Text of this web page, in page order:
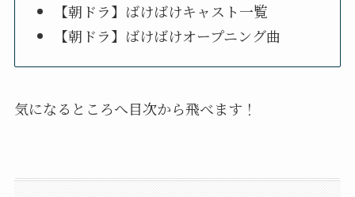
【朝ドラ】ばけばけキャスト一覧
【朝ドラ】ばけばけオープニング曲
気になるところへ目次から飛べます！